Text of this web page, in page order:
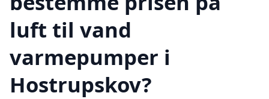
luft til vand
varmepumper i
Hostrupskov?